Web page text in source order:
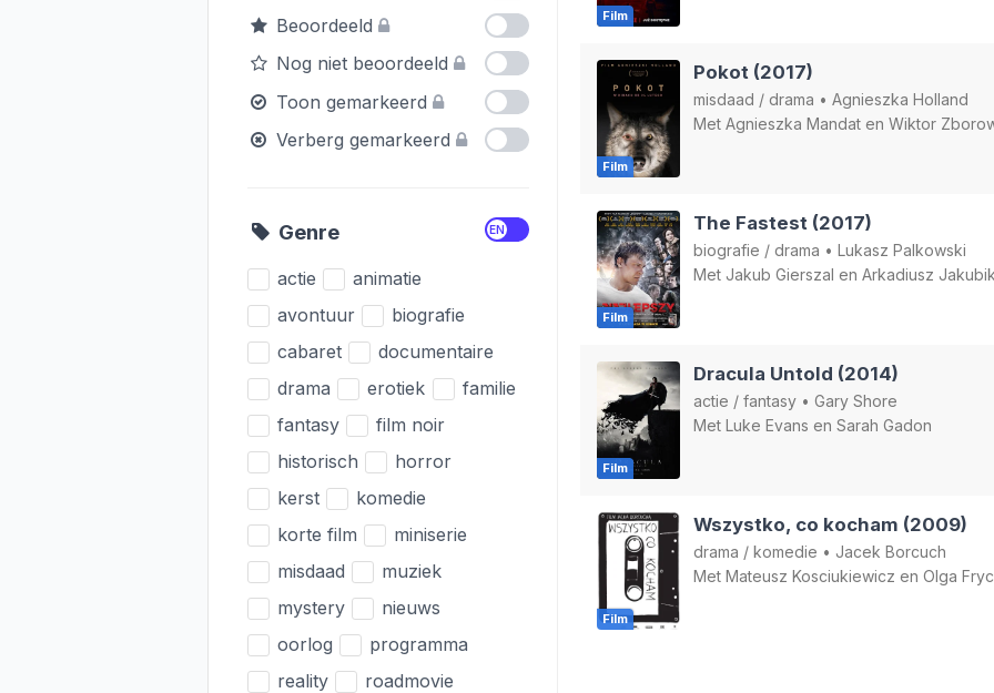
Beoordeeld
Nog niet beoordeeld
Toon gemarkeerd
Verberg gemarkeerd
Genre
actie
animatie
avontuur
biografie
cabaret
documentaire
drama
erotiek
familie
fantasy
film noir
historisch
horror
kerst
komedie
korte film
miniserie
misdaad
muziek
mystery
nieuws
oorlog
programma
reality
roadmovie
Film
Film
Pokot (2017)
misdaad / drama • Agnieszka Holland
Met Agnieszka Mandat en Wiktor
Film
The Fastest (2017)
biografie / drama • Lukasz Palkowski
Met Jakub Gierszal en Arkadiusz
Film
Dracula Untold (2014)
actie / fantasy • Gary Shore
Met Luke Evans en Sarah Gadon
Film
Wszystko, co kocham (2009)
drama / komedie • Jacek Borcuch
Met Mateusz Kosciukiewicz en Olga